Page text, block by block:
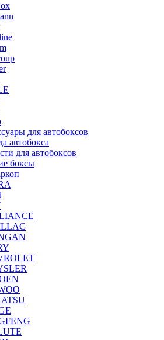
для автобоксов
автобокса
для автобоксов
боксы